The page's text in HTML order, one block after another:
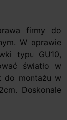
firmy do
W oprawie
typu GU10,
światło w
do montażu w
Doskonale